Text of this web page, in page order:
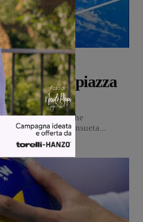
in piazza
tradizionale cena che
nella consueta...